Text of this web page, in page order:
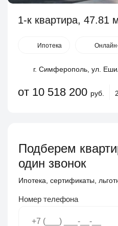
1-к квартира, 47.81
Ипотека
г. Симферополь, ул.
от 10 518 200 руб.
Подберем
один звонок
Ипотека, сертификаты,
Номер телефона